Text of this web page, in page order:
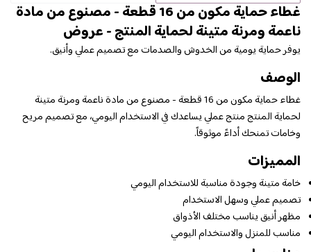
غطاء حماية مكون من 16 قطعة - مصنوع من مادة
ناعمة ومرنة متينة لحماية المنتج - عروض
يوفر حماية يومية من الخدوش والصدمات مع تصميم عملي وأنيق.
الوصف
غطاء حماية مكون من 16 قطعة - مصنوع من مادة ناعمة ومرنة متينة
لحماية المنتج منتج عملي يساعدك في الاستخدام اليومي، مع تصميم مريح
وخامات تمنحك أداءً موثوقاً.
المميزات
خامة متينة وجودة مناسبة للاستخدام اليومي
تصميم عملي وسهل الاستخدام
مظهر أنيق يناسب مختلف الأذواق
مناسب للمنزل والاستخدام اليومي